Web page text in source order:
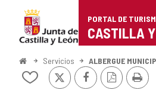
Portal
de
Turismo
PORTAL DE
CASTILLA
InicioServicios ALBERGUE
Añadir/quitar
X FacebookVersión
PDF